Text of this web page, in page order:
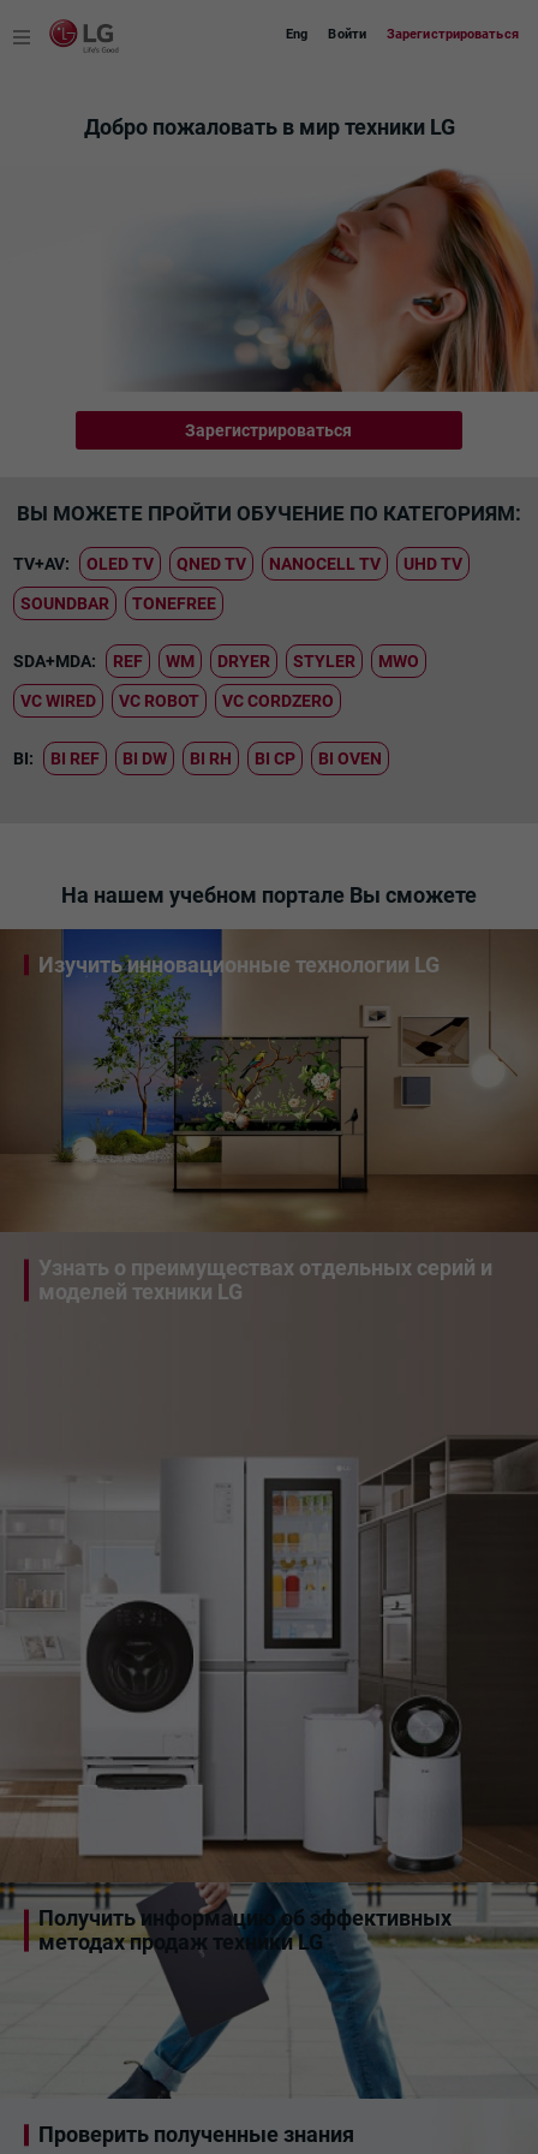
Eng Войти Зарегистрироваться
Добро пожаловать в мир техники LG
Зарегистрироваться
ВЫ МОЖЕТЕ ПРОЙТИ ОБУЧЕНИЕ ПО КАТЕГОРИЯМ:
TV+AV: OLED TV QNED TV NANOCELL TV UHD TV
SOUNDBAR TONEFREE
SDA+MDA: REF WM DRYER STYLER MWO
VC WIRED VC ROBOT VC CORDZERO
BI: BI REF BI DW BI RH BI CP BI OVEN
На нашем учебном портале Вы сможете
Изучить инновационные технологии LG
Узнать о преимуществах отдельных серий и
моделей техники LG
Получить информацию об эффективных
методах продаж техники LG
Проверить полученные знания